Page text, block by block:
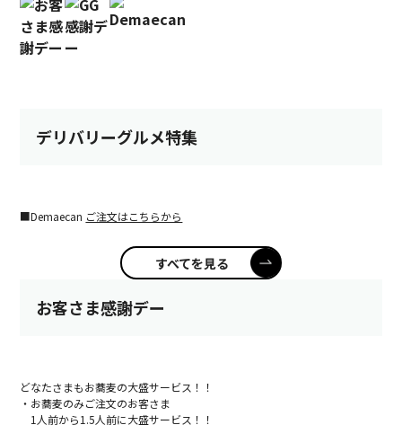
デリバリーグルメ特集
■Demaecan ご注文はこちらから
すべてを見る
お客さま感謝デー
どなたさまもお蕎麦の大盛サービス！！
・お蕎麦のみご注文のお客さま
1人前から1.5人前に大盛サービス！！